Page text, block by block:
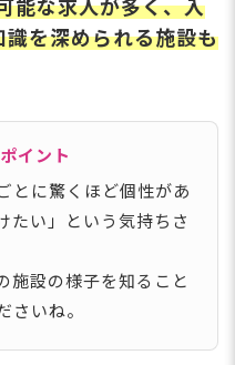
能な求人が多く、入
を深められる施設も
イント
とに驚くほど個性があ
たい」という気持ちさ
施設の様子を知ること
さいね。